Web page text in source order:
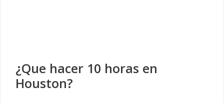
¿Que hacer 10 horas en
Houston?